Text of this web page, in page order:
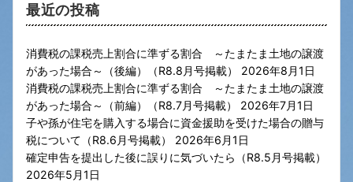
最近の投稿
消費税の課税売上割合に準ずる割合 ～たまたま土地の譲渡
があった場合～（後編）（R8.8月号掲載）
2026年8月1日
消費税の課税売上割合に準ずる割合 ～たまたま土地の譲渡
があった場合～（前編）（R8.7月号掲載）
2026年7月1日
子や孫が住宅を購入する場合に資金援助を受けた場合の贈与
税について（R8.6月号掲載）
2026年6月1日
確定申告を提出した後に誤りに気づいたら（R8.5月号掲載）
2026年5月1日